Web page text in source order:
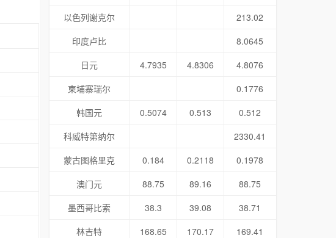
以色列谢克尔
213.02
印度卢比
8.0645
日元
4.7935 4.8306
4.8076
柬埔寨瑞尔
0.1776
韩国元
0.5074 0.513
0.512
科威特第纳尔
2330.41
蒙古图格里克
0.184 0.2118
0.1978
澳门元
88.75 89.16
88.75
墨西哥比索
38.3 39.08
38.71
林吉特
168.65 170.17
169.41